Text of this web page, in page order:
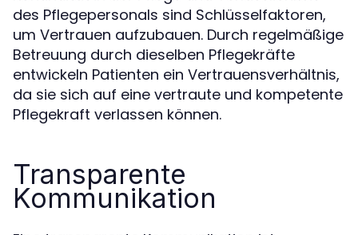
des Pflegepersonals sind Schlüsselfaktoren,
um Vertrauen aufzubauen. Durch regelmäßige
Betreuung durch dieselben Pflegekräfte
entwickeln Patienten ein Vertrauensverhältnis,
da sie sich auf eine vertraute und kompetente
Pflegekraft verlassen können.
Transparente
Kommunikation